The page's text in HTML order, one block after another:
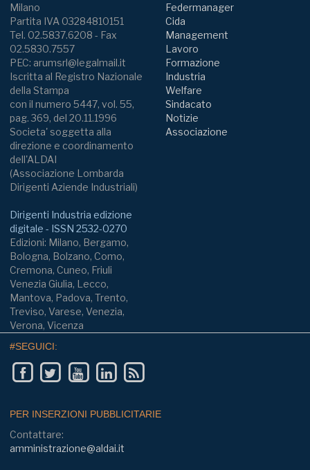
Milano
Partita IVA 03284810151
Tel. 02.5837.6208 - Fax
02.5830.7557
PEC: arumsrl@legalmail.it
Iscritta al Registro Nazionale
della Stampa
con il numero 5447, vol. 55,
pag. 369, del 20.11.1996
Societa' soggetta alla
direzione e coordinamento
dell'ALDAI
(Associazione Lombarda
Dirigenti Aziende Industriali)
Dirigenti Industria edizione
digitale - ISSN 2532-0270
Edizioni: Milano, Bergamo,
Bologna, Bolzano, Como,
Cremona, Cuneo, Friuli
Venezia Giulia, Lecco,
Mantova, Padova, Trento,
Treviso, Varese, Venezia,
Verona, Vicenza
Federmanager
Cida
Management
Lavoro
Formazione
Industria
Welfare
Sindacato
Notizie
Associazione
#SEGUICI:
PER INSERZIONI PUBBLICITARIE
Contattare:
amministrazione@aldai.it